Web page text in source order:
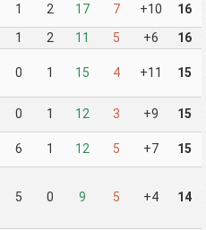
1 2 17 7 +10 16
1 2 11 5 +6 16
0 1 15 4 +11 15
0 1 12 3 +9 15
6 1 12 5 +7 15
5 0 9 5 +4 14